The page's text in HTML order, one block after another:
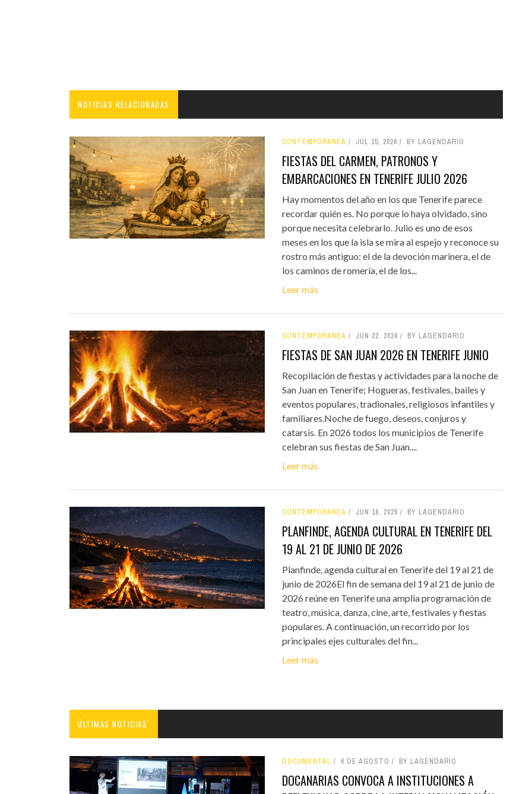
NOTICIAS RELACIONADAS
CONTEMPORÁNEA JUL 15, 2026 BY LAGENDARIO
FIESTAS DEL CARMEN, PATRONOS Y
EMBARCACIONES EN TENERIFE JULIO 2026
Hay momentos del año en los que Tenerife parece
recordar quién es. No porque lo haya olvidado, sino
porque necesita celebrarlo. Julio es uno de esos
meses en los que la isla se mira al espejo y reconoce su
rostro más antiguo: el de la devoción marinera, el de
los caminos de romería, el de los...
Leer más
CONTEMPORÁNEA JUN 22, 2026 BY LAGENDARIO
FIESTAS DE SAN JUAN 2026 EN TENERIFE JUNIO
Recopilación de fiestas y actividades para la noche de
San Juan en Tenerife; Hogueras, festivales, bailes y
eventos populares, tradionales, religiosos infantiles y
familiares.Noche de fuego, deseos, conjuros y
catarsis. En 2026 todos los municipios de Tenerife
celebran sus fiestas de San Juan....
Leer más
CONTEMPORÁNEA JUN 18, 2026 BY LAGENDARIO
PLANFINDE, AGENDA CULTURAL EN TENERIFE DEL
19 AL 21 DE JUNIO DE 2026
Planfinde, agenda cultural en Tenerife del 19 al 21 de
junio de 2026El fin de semana del 19 al 21 de junio de
2026 reúne en Tenerife una amplia programación de
teatro, música, danza, cine, arte, festivales y fiestas
populares. A continuación, un recorrido por los
principales ejes culturales del fin...
Leer más
ÚLTIMAS NOTICIAS'
DOCUMENTAL 6 DE AGOSTO BY LAGENDARIO
DOCANARIAS CONVOCA A INSTITUCIONES A